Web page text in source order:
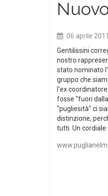
06 aprile 2011
Gentilissini
nostro
stato nominato
gruppo che
l'ex
fosse "fuori
"pugliesità" ci
distinzione,
tutti. Un cordiale